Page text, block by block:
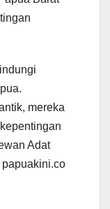
mereka
Adat
papuakini.co